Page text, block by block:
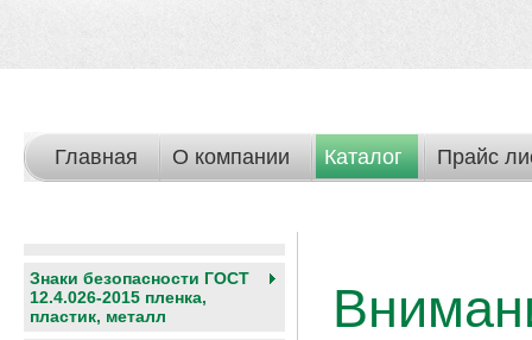
Главная О компании Каталог Прайс
Знаки безопасности ГОСТ
12.4.026-2015 пленка,
пластик, металл